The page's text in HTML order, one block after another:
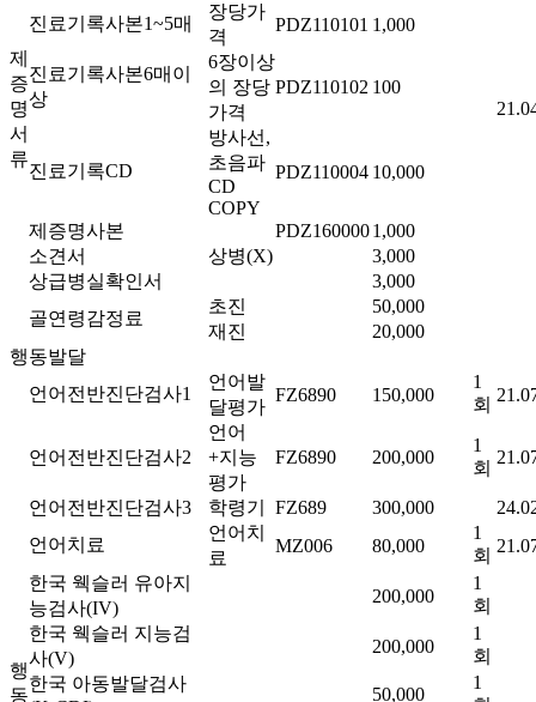
제
증
명
서
류
진료기록사본1~5매
장당가
격
PDZ110101 1,000
진료기록사본6매이
상
6장이상
의 장당
가격
PDZ110102 100
진료기록CD
방사선,
초음파
CD
COPY
PDZ110004 10,000
제증명사본 PDZ1600001,000
소견서
상병(X)
3,000
상급병실확인서
3,000
골연령감정료
초진
50,000
재진
20,000
행동발달
행
동
언어전반진단검사1
언어발
달평가
FZ6890 150,000
1
회
언어전반진단검사2
언어
+지능
평가
FZ6890 200,000
1
회
언어전반진단검사3 학령기 FZ689 300,000
언어치료
언어치
료
MZ006 80,000
1
회
한국 웩슬러 유아지
능검사(IV)
200,000
1
회
한국 웩슬러 지능검
사(V)
200,000
1
회
한국 아동발달검사
50,000
1